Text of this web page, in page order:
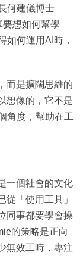
何建儀博士
要想如何幫學
如何運用AI時，
而是擴闊思維的
想像的，它不是
角度，幫助在工
一個社會的文化
從「使用工具」
同事都要學會操
的策略是正向
無效工時，專注